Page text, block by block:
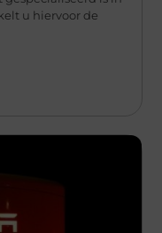
u hiervoor de